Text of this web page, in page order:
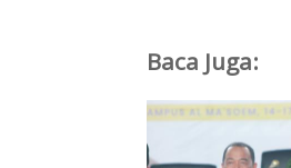
Baca Juga: